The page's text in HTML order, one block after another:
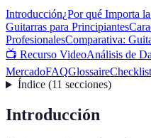
Introducción¿Por qué Importa
Guitarras para Principiantes
ProfesionalesComparativa:
📺 Recurso VideoAnálisis de
MercadoFAQGlossaire
Índice(11 secciones)
Introducción